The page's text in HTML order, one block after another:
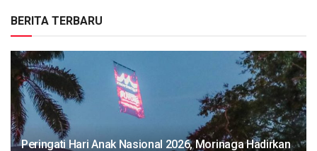
BERITA TERBARU
Peringati Hari Anak Nasional 2026, Morinaga Hadirkan